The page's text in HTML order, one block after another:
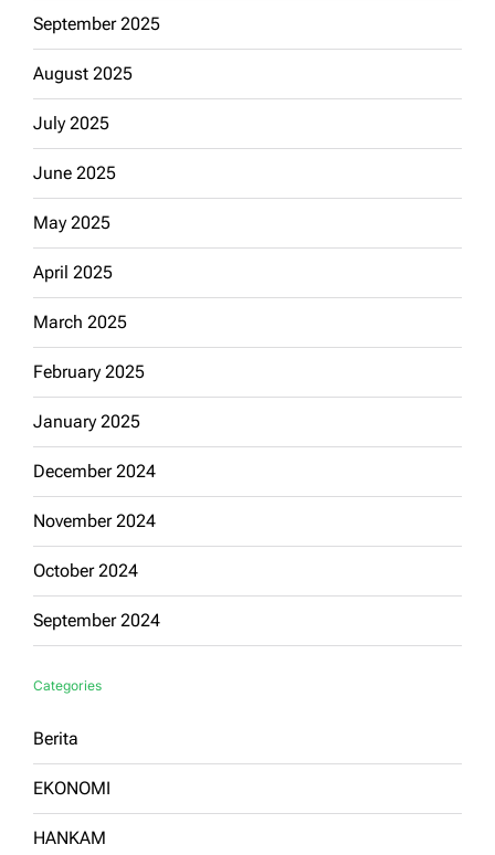
September 2025
August 2025
July 2025
June 2025
May 2025
April 2025
March 2025
February 2025
January 2025
December 2024
November 2024
October 2024
September 2024
Categories
Berita
EKONOMI
HANKAM